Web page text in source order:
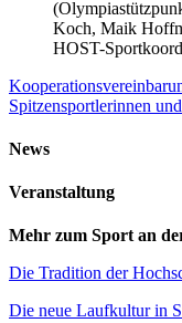
Koch, Maik
HOST-
Spitzensportlerinnen
News
Ver­an­stal­tung
Mehr zum Sport an
Die Tradition der
Die neue Laufkultur in